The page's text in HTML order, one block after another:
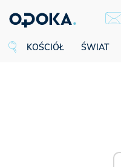
KOŚCIÓŁ ŚWIAT